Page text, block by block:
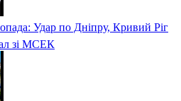
Удар по Дніпру, Кривий Ріг
зі МСЕК